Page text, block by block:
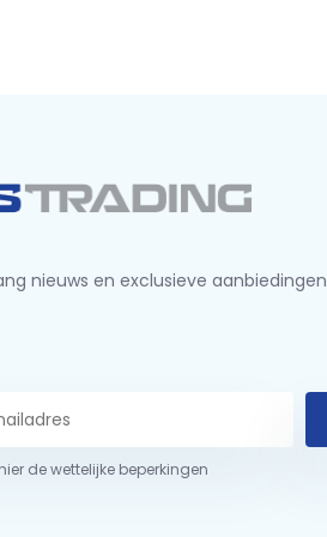
nieuws en exclusieve aanbiedingen
de wettelijke beperkingen